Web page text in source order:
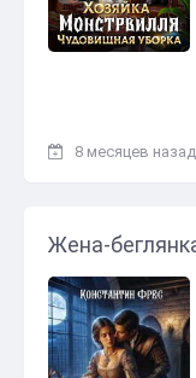
8 месяцев назад